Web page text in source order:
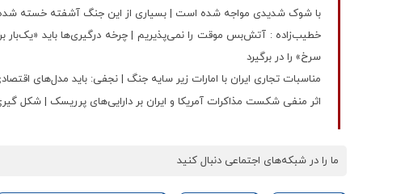
با شوک شدیدی مواجه شده است | بسیاری از این جنگ آشفته خسته
خطیب‌زاده : آتش‌بس موقت را نمی‌پذیریم | چرخه درگیری‌ها باید «یک‌بار
سرخ» را در برگیرد
مناسبات تجاری ایران با امارات زیر سایه جنگ | نجفی: باید مدل‌های
اثر منفی شکست مذاکرات آمریکا و ایران بر دارایی‌های پرریسک | شکل
ما را در شبکه‌های اجتماعی دنبال کنید